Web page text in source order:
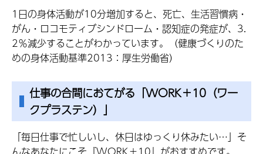
1日の身体活動が10分増加すると、死亡、生活習慣病・
がん・ロコモティブシンドローム・認知症の発症が、3.
2％減少することがわかっています。（健康づくりのた
めの身体活動基準2013：厚生労働省）
仕事の合間におてがる「WORK＋10（ワー
クプラステン）」
「毎日仕事で忙しいし、休日はゆっくり休みたい…」そ